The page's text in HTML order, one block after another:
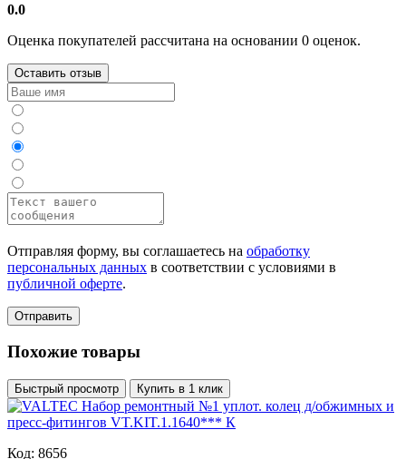
0.0
Оценка покупателей рассчитана на основании 0 оценок.
Оставить отзыв
Отправляя форму, вы соглашаетесь на обработку
персональных данных в соответствии с условиями в
публичной оферте.
Отправить
Похожие товары
Быстрый просмотр Купить в 1 клик
Код: 8656